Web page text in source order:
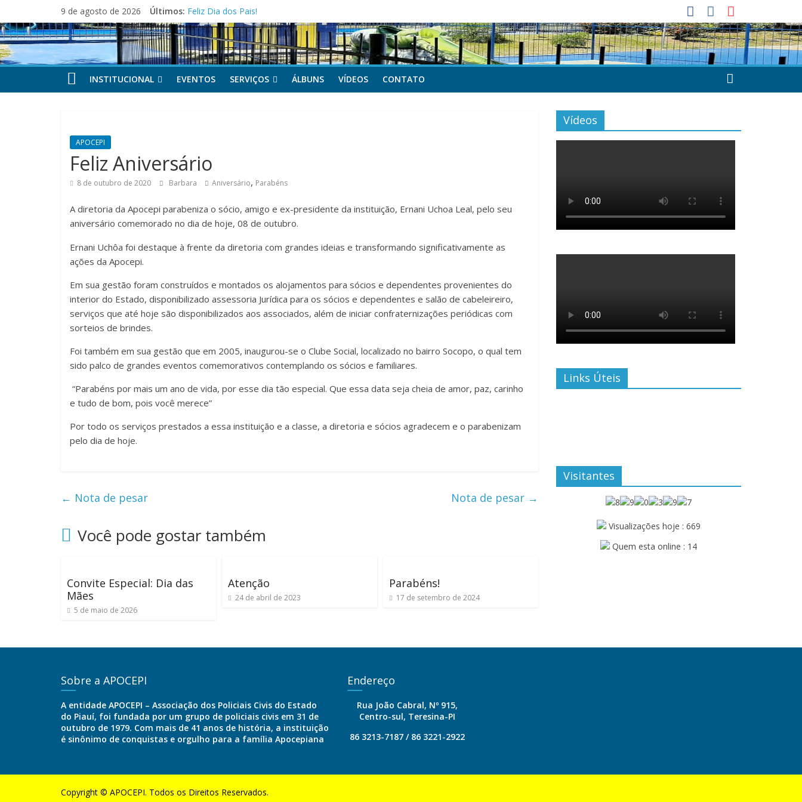
para
o
conteúdo
9 de agosto de 2026 Últimos: Feliz Dia dos Pais!
Festa dos Pais e das Mães da APOCEPI
APOCEPI conquista a primeira vitória no Campeonato 50tão!
Parabéns!
Felicidades!
INSTITUCIONAL
EVENTOS SERVIÇOS ÁLBUNS VÍDEOS CONTATO
APOCEPI
Feliz Aniversário
8 de outubro de 2020 Barbara Aniversário, Parabéns
A diretoria da Apocepi parabeniza o sócio, amigo e ex-presidente da instituição, Ernani Uchoa Leal, pelo seu
aniversário comemorado no dia de hoje, 08 de outubro.
Ernani Uchôa foi destaque à frente da diretoria com grandes ideias e transformando significativamente as
ações da Apocepi.
Em sua gestão foram construídos e montados os alojamentos para sócios e dependentes provenientes do
interior do Estado, disponibilizado assessoria Jurídica para os sócios e dependentes e salão de cabeleireiro,
serviços que até hoje são disponibilizados aos associados, além de iniciar confraternizações periódicas com
sorteios de brindes.
Foi também em sua gestão que em 2005, inaugurou-se o Clube Social, localizado no bairro Socopo, o qual tem
sido palco de grandes eventos comemorativos contemplando os sócios e familiares.
“Parabéns por mais um ano de vida, por esse dia tão especial. Que essa data seja cheia de amor, paz, carinho
e tudo de bom, pois você merece”
Por todo os serviços prestados a essa instituição e a classe, a diretoria e sócios agradecem e o parabenizam
pelo dia de hoje.
← Nota de pesar Nota de pesar →
Você pode gostar também
Convite Especial: Dia das
Mães
5 de maio de 2026
Atenção
24 de abril de 2023
Parabéns!
17 de setembro de 2024
Vídeos
Links Úteis
Visitantes
Visualizações hoje : 669
Quem esta online : 14
Sobre a APOCEPI
A entidade APOCEPI – Associação dos Policiais Civis do Estado
do Piauí, foi fundada por um grupo de policiais civis em 31 de
outubro de 1979. Com mais de 41 anos de história, a instituição
é sinônimo de conquistas e orgulho para a família Apocepiana
Endereço
Rua João Cabral, Nº 915,
Centro-sul, Teresina-PI
86 3213-7187 / 86 3221-2922
Copyright © APOCEPI. Todos os Direitos Reservados.